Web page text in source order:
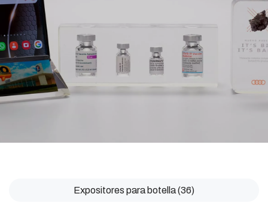
Expositores para botella (36)